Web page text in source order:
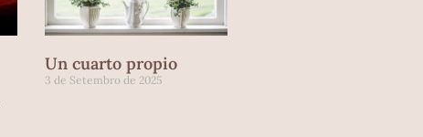
Un cuarto propio
3 de Setembro de 2025